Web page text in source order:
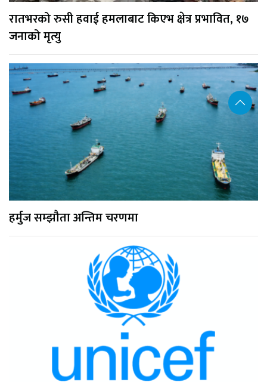
रातभरको रुसी हवाई हमलाबाट किएभ क्षेत्र प्रभावित, १७
जनाको मृत्यु
हर्मुज सम्झौता अन्तिम चरणमा